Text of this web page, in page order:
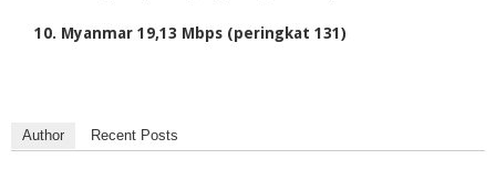
Myanmar 19,13 Mbps (peringkat 131)
Author Recent Posts